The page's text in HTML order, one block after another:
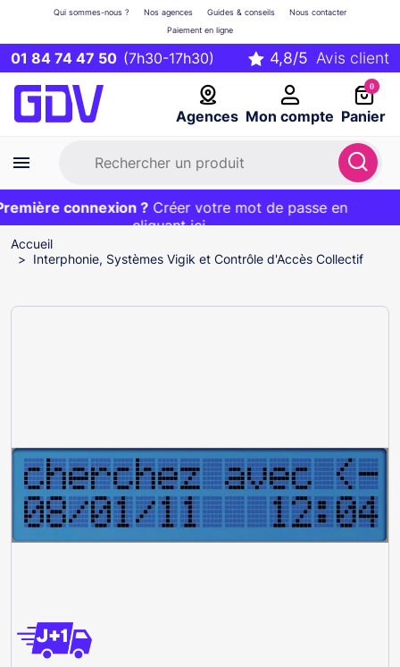
01 84 74 47 50 (7h30-17h30)
Agences Mon compte
Qui sommes-nous ? Nos agences Guides & conseils
Nous contacter
Paiement en ligne
0
Panier
Première commande ?20€ OFFERT sur votre panier
et livraison 24/48h gratuite avec le codeBIENVENUE
connexion ?Créer votre mot de passe en
cliquant ici
EXCLU WEB :
Accueil
Interphonie, Systèmes Vigik et Contrôle d'Accès Collectif